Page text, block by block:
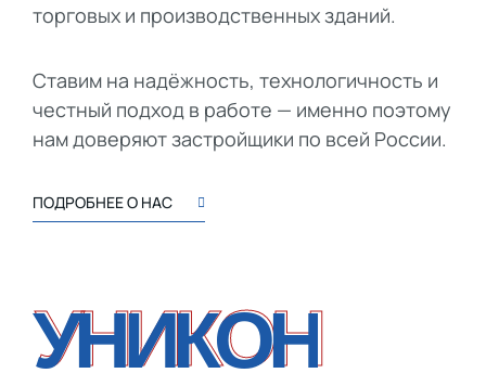
торговых и производственных зданий.
Ставим на надёжность, технологичность и
честный подход в работе — именно поэтому
нам доверяют застройщики по всей России.
ПОДРОБНЕЕ О НАС
УНИКОН
УНИКОН